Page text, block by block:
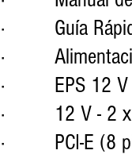
·         Guía
·
·         EPS
·         12 V
·         PCI-E